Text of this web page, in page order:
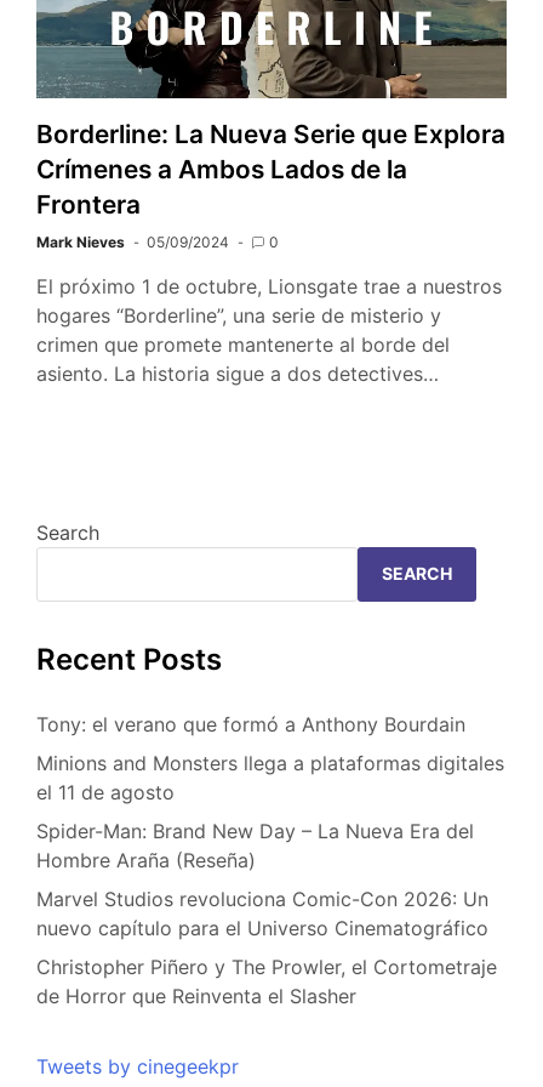
Borderline: La Nueva Serie que Explora
Crímenes a Ambos Lados de la
Frontera
Mark Nieves 05/09/2024 0
El próximo 1 de octubre, Lionsgate trae a nuestros
hogares “Borderline”, una serie de misterio y
crimen que promete mantenerte al borde del
asiento. La historia sigue a dos detectives…
Search
SEARCH
Recent Posts
Tony: el verano que formó a Anthony Bourdain
Minions and Monsters llega a plataformas digitales
el 11 de agosto
Spider-Man: Brand New Day – La Nueva Era del
Hombre Araña (Reseña)
Marvel Studios revoluciona Comic-Con 2026: Un
nuevo capítulo para el Universo Cinematográfico
Christopher Piñero y The Prowler, el Cortometraje
de Horror que Reinventa el Slasher
Tweets by cinegeekpr